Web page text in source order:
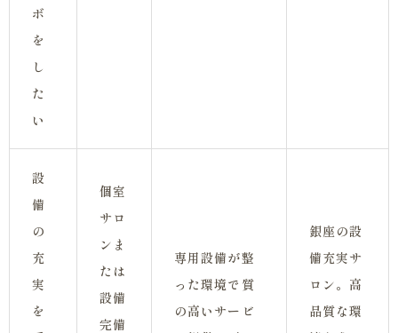
ボ
を
し
た
い
設
備
の
充
実
を
個室
サロ
ンま
たは
設備
完備
専用設備が整
った環境で質
の高いサービ
銀座の設
備充実サ
ロン。高
品質な環